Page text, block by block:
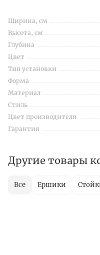
Ширина, см
Высота, см
Глубина
Цвет
Тип установки
Форма
Материал
Стиль
Цвет производителя
Гарантия
Другие товары
Все Ершики